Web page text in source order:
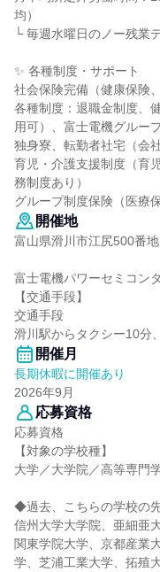
均）
└ 毎週水曜日のノー残業
✨ 各種制度・サポート
社会保険完備（健康保険
各種制度：退職金制度、
用可）、富士電機グルー
独身寮、転勤者社宅（会
育児・介護支援制度（育
務制度あり）
グループ制度保険（医療
開催地
富山県滑川市江尻500番地
富士電機パワーセミコ
【交通手段】
交通手段
滑川駅からタクシー10分
開催月
長期休暇に開催あり
2026年9月
応募資格
応募資格
【対象の学校種】
大学／大学院／高等専門
◆過去、こちらの学校の
信州大学大学院、亜細亜
関東学院大学、京都産業
学、芝浦工業大学、拓殖